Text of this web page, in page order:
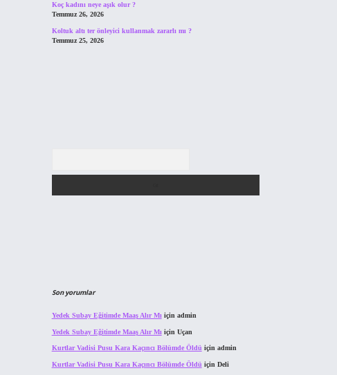
Koç kadını neye aşık olur ?
Temmuz 26, 2026
Koltuk altı ter önleyici kullanmak zararlı mı ?
Temmuz 25, 2026
Son yorumlar
Yedek Subay Eğitimde Maaş Alır Mı için admin
Yedek Subay Eğitimde Maaş Alır Mı için Uçan
Kurtlar Vadisi Pusu Kara Kaçıncı Bölümde Öldü için admin
Kurtlar Vadisi Pusu Kara Kaçıncı Bölümde Öldü için Deli